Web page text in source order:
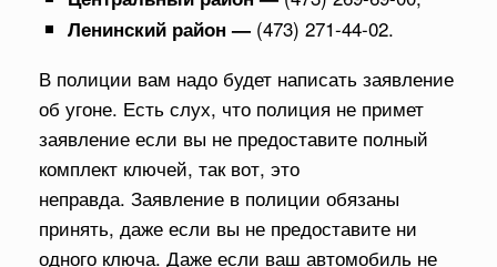
Ленинский район —(473) 271-44-02.
В полиции вам надо будет написать заявление
об угоне. Есть слух, что полиция не примет
заявление если вы не предоставите полный
комплект ключей, так вот, это
неправда. Заявление в полиции обязаны
принять, даже если вы не предоставите ни
одного ключа. Даже если ваш автомобиль не